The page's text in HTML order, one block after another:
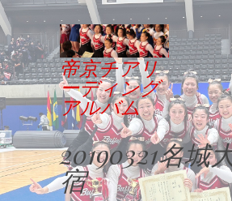
帝京チアリ
ーディング
アルバム
コンテンツへスキップ
20190321名城
宿